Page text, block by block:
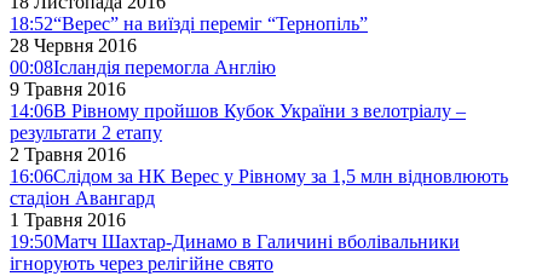
18:52“Верес” на виїзді переміг “Тернопіль”
28 Червня 2016
00:08Ісландія перемогла Англію
9 Травня 2016
14:06В Рівному пройшов Кубок України з велотріалу –
результати 2 етапу
2 Травня 2016
16:06Слідом за НК Верес у Рівному за 1,5 млн відновлюють
стадіон Авангард
1 Травня 2016
19:50Матч Шахтар-Динамо в Галичині вболівальники
ігнорують через релігійне свято